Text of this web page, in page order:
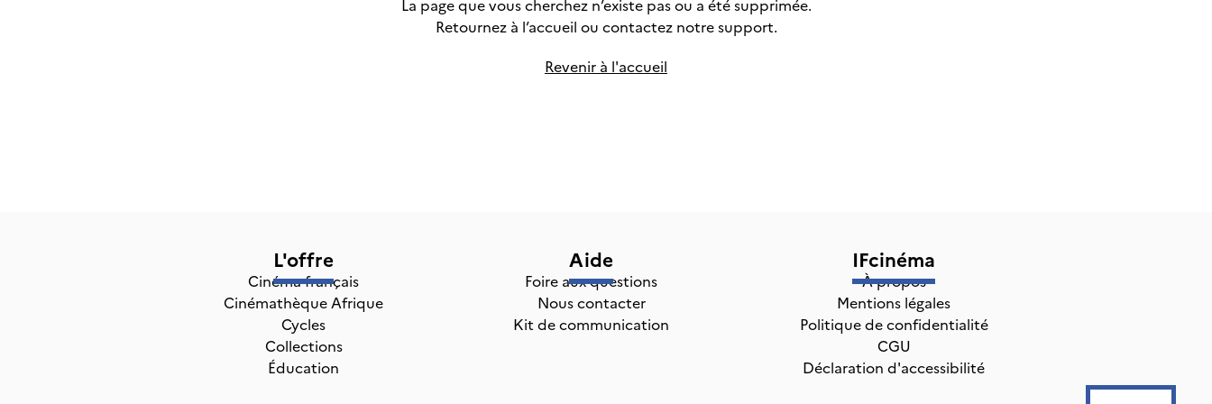
La page que vous cherchez n’existe pas ou a été supprimée.
Retournez à l’accueil ou contactez notre support.
Revenir à l'accueil
L'offre
Cinéma français
Cinémathèque Afrique
Cycles
Collections
Éducation
Aide
Foire aux questions
Nous contacter
Kit de communication
IFcinéma
À propos
Mentions légales
Politique de confidentialité
CGU
Déclaration d'accessibilité